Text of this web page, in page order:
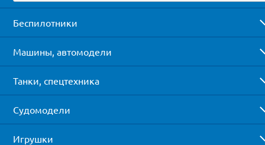
Беспилотники
Машины, автомодели
Танки, спецтехника
Судомодели
Игрушки